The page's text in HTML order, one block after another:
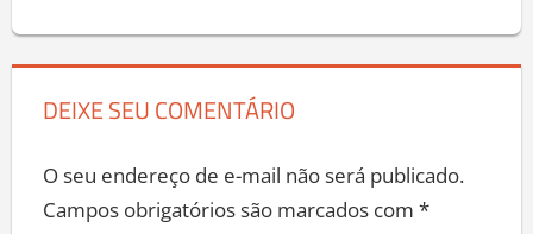
DEIXE SEU COMENTÁRIO
O seu endereço de e-mail não será publicado.
Campos obrigatórios são marcados com *